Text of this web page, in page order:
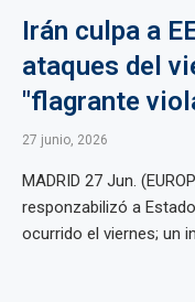
Irán culpa a
ataques del
"flagrante
27 junio, 2026
MADRID 27 Jun.
responzabilizó a
ocurrido el viernes; un